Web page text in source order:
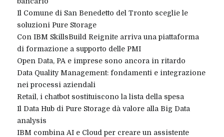
Il Comune di San Benedetto del Tronto sceglie le
soluzioni Pure Storage
Con IBM SkillsBuild Reignite arriva una piattaforma
di formazione a supporto delle PMI
Open Data, PA e imprese sono ancora in ritardo
Data Quality Management: fondamenti e integrazione
nei processi aziendali
Retail, i chatbot sostituiscono la lista della spesa
Il Data Hub di Pure Storage dà valore alla Big Data
analysis
IBM combina AI e Cloud per creare un assistente